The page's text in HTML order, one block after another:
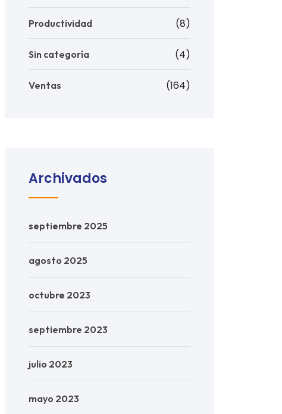
Productividad (8)
Sin categoría (4)
Ventas (164)
Archivados
septiembre 2025
agosto 2025
octubre 2023
septiembre 2023
julio 2023
mayo 2023